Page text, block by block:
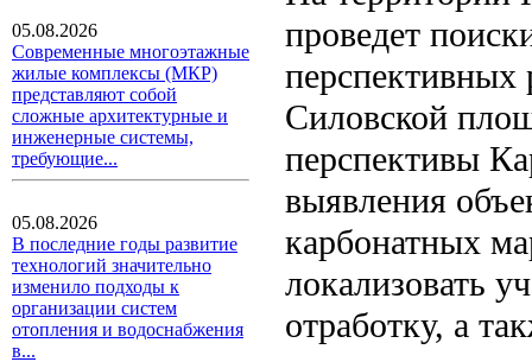
05.08.2026
Современные многоэтажные
жилые комплексы (МКР)
представляют собой
сложные архитектурные и
инженерные системы,
требующие...
05.08.2026
В последние годы развитие
технологий значительно
изменило подходы к
организации систем
отопления и водоснабжения
в...
проведет
Силовской
перспективы
выявления
карбонатных
локализовать
отработку, а